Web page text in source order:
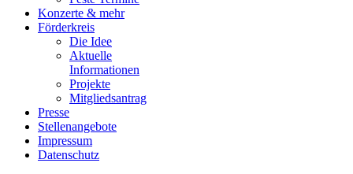
Konzerte & mehr
Förderkreis
Die Idee
Aktuelle
Informationen
Projekte
Mitgliedsantrag
Presse
Stellenangebote
Impressum
Datenschutz